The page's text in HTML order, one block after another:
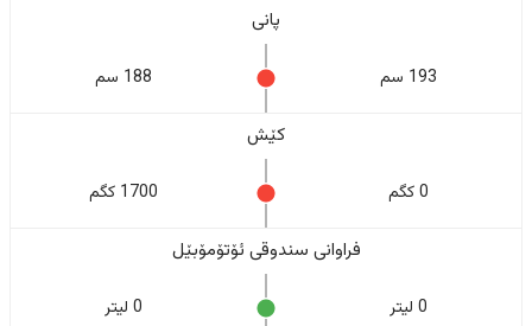
پانی
193 سم 188 سم
کێش
0 کگم 1700 کگم
فراوانی سندوقی ئۆتۆمۆبێل
0 لیتر 0 لیتر